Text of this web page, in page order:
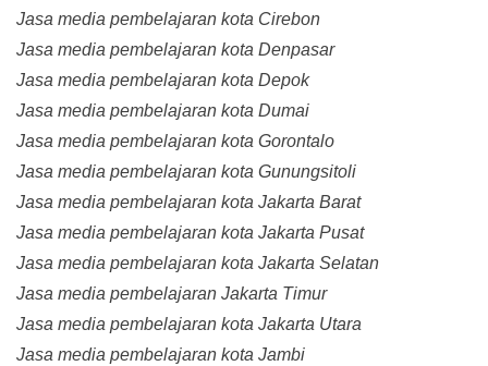
Jasa media pembelajaran kota Cirebon
Jasa media pembelajaran kota Denpasar
Jasa media pembelajaran kota Depok
Jasa media pembelajaran kota Dumai
Jasa media pembelajaran kota Gorontalo
Jasa media pembelajaran kota Gunungsitoli
Jasa media pembelajaran kota Jakarta Barat
Jasa media pembelajaran kota Jakarta Pusat
Jasa media pembelajaran kota Jakarta Selatan
Jasa media pembelajaran Jakarta Timur
Jasa media pembelajaran kota Jakarta Utara
Jasa media pembelajaran kota Jambi